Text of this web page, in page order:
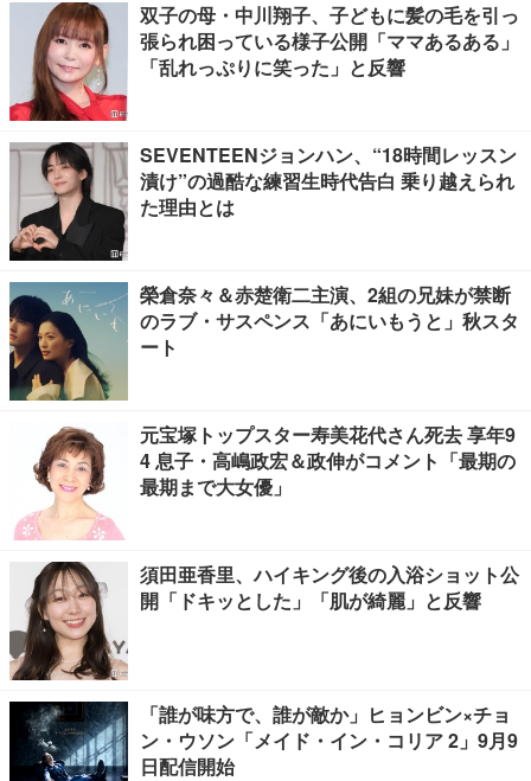
双子の母・中川翔子、子どもに髪の毛を引っ
張られ困っている様子公開「ママあるある」
「乱れっぷりに笑った」と反響
SEVENTEENジョンハン、“18時間レッスン
漬け”の過酷な練習生時代告白 乗り越えられ
た理由とは
榮倉奈々＆赤楚衛二主演、2組の兄妹が禁断
のラブ・サスペンス「あにいもうと」秋スタ
ート
元宝塚トップスター寿美花代さん死去 享年9
4 息子・高嶋政宏＆政伸がコメント「最期の
最期まで大女優」
須田亜香里、ハイキング後の入浴ショット公
開「ドキッとした」「肌が綺麗」と反響
「誰が味方で、誰が敵か」ヒョンビン×チョ
ン・ウソン「メイド・イン・コリア 2」9月9
日配信開始